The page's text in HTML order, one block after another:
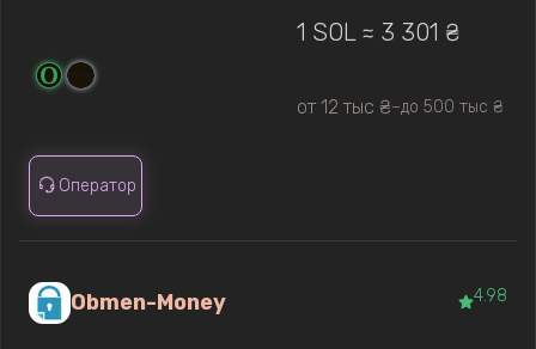
1 SOL ≈ 3 301 ₴
от 12 тыс ₴—до 500 тыс ₴
Оператор
Obmen-Money 4.98